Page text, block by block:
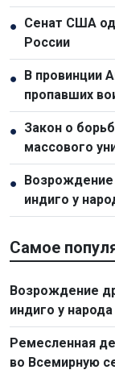
● Сенат США
России
●
В провинции
пропавших
● Закон о
массового
●
индиго у
Шонла)
Самое
Возрождение
индиго у
Шонла)
Ремесленная
во Всемирную